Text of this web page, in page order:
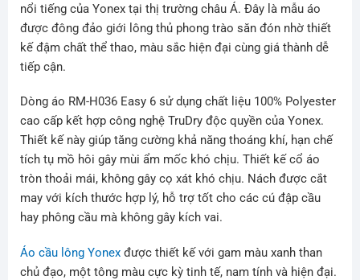
nổi tiếng của Yonex tại thị trường châu Á. Đây là mẫu áo
được đông đảo giới lông thủ phong trào săn đón nhờ thiết
kế đậm chất thể thao, màu sắc hiện đại cùng giá thành dễ
tiếp cận.
Dòng áo RM-H036 Easy 6 sử dụng chất liệu 100% Polyester
cao cấp kết hợp công nghệ TruDry độc quyền của Yonex.
Thiết kế này giúp tăng cường khả năng thoáng khí, hạn chế
tích tụ mồ hôi gây mùi ẩm mốc khó chịu. Thiết kế cổ áo
tròn thoải mái, không gây cọ xát khó chịu. Nách được cắt
may với kích thước hợp lý, hỗ trợ tốt cho các cú đập cầu
hay phông cầu mà không gây kích vai.
Áo cầu lông Yonexđược thiết kế với gam màu xanh than
chủ đạo, một tông màu cực kỳ tinh tế, nam tính và hiện đại.